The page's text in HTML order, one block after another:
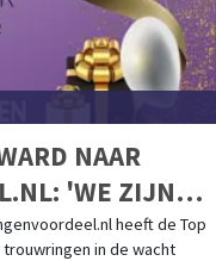
NAAR
'WE ZIJN
heeft de Top
in de wacht